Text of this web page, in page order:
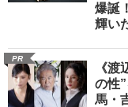
爆誕
輝い
PR
《
の性
馬・